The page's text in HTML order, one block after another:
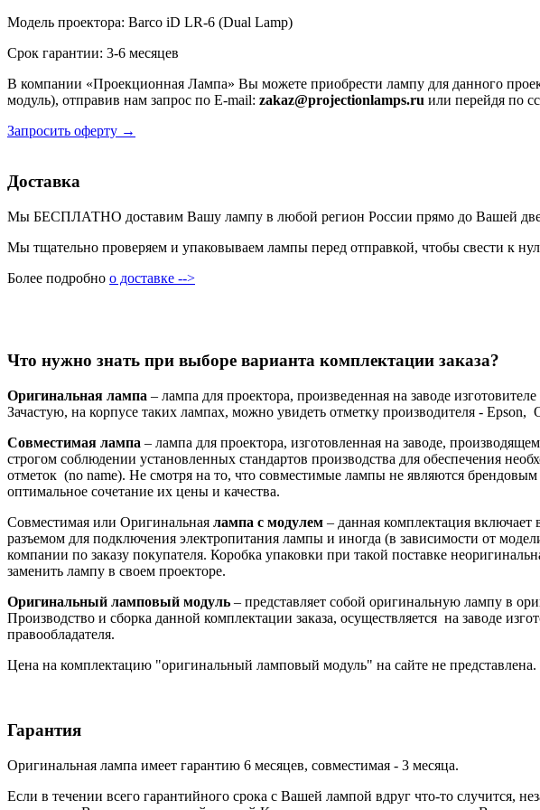
Модель проектора: Barco iD LR-6 (Dual Lamp)
Срок гарантии: 3-6 месяцев
В компании «Проекционная Лампа» Вы можете приобрести лампу для данного
модуль), отправив нам запрос по E-mail: zakaz@projectionlamps.ru или перейдя по
Запросить оферту →
Доставка
Мы БЕСПЛАТНО доставим Вашу лампу в любой регион России прямо до Вашей
Мы тщательно проверяем и упаковываем лампы перед отправкой, чтобы свести к
Более подробно о доставке -->
Что нужно знать при выборе варианта комплектации заказа?
Оригинальная лампа – лампа для проектора, произведенная на заводе
Зачастую, на корпусе таких лампах, можно увидеть отметку производителя - Epson,
Совместимая лампа – лампа для проектора, изготовленная на заводе,
строгом соблюдении установленных стандартов производства для обеспечения
отметок (no name). Не смотря на то, что совместимые лампы не являются
оптимальное сочетание их цены и качества.
Совместимая или Оригинальная лампа с модулем – данная комплектация
разъемом для подключения электропитания лампы и иногда (в зависимости от
компании по заказу покупателя. Коробка упаковки при такой поставке
заменить лампу в своем проекторе.
Оригинальный ламповый модуль – представляет собой оригинальную лампу в
Производство и сборка данной комплектации заказа, осуществляется на заводе
правообладателя.
Цена на комплектацию "оригинальный ламповый модуль" на сайте не
Гарантия
Оригинальная лампа имеет гарантию 6 месяцев, совместимая - 3 месяца.
Если в течении всего гарантийного срока с Вашей лампой вдруг что-то случится,